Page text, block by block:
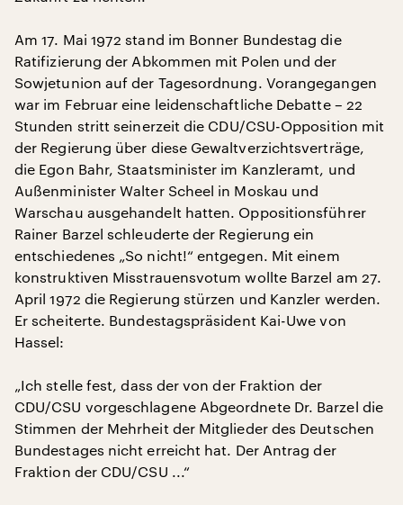
Am 17. Mai 1972 stand im Bonner Bundestag die
Ratifizierung der Abkommen mit Polen und der
Sowjetunion auf der Tagesordnung. Vorangegangen
war im Februar eine leidenschaftliche Debatte – 22
Stunden stritt seinerzeit die CDU/CSU-Opposition mit
der Regierung über diese Gewaltverzichtsverträge,
die Egon Bahr, Staatsminister im Kanzleramt, und
Außenminister Walter Scheel in Moskau und
Warschau ausgehandelt hatten. Oppositionsführer
Rainer Barzel schleuderte der Regierung ein
entschiedenes „So nicht!“ entgegen. Mit einem
konstruktiven Misstrauensvotum wollte Barzel am 27.
April 1972 die Regierung stürzen und Kanzler werden.
Er scheiterte. Bundestagspräsident Kai-Uwe von
Hassel:
„Ich stelle fest, dass der von der Fraktion der
CDU/CSU vorgeschlagene Abgeordnete Dr. Barzel die
Stimmen der Mehrheit der Mitglieder des Deutschen
Bundestages nicht erreicht hat. Der Antrag der
Fraktion der CDU/CSU ...“